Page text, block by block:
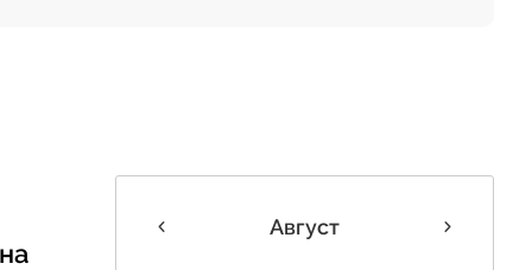
Август